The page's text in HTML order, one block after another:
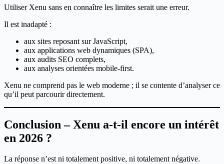
Utiliser Xenu sans en connaître les limites serait une erreur.
Il est inadapté :
aux sites reposant sur JavaScript,
aux applications web dynamiques (SPA),
aux audits SEO complets,
aux analyses orientées mobile-first.
Xenu ne comprend pas le web moderne ; il se contente d’analyser ce
qu’il peut parcourir directement.
Conclusion – Xenu a-t-il encore un intérêt
en 2026 ?
La réponse n’est ni totalement positive, ni totalement négative.